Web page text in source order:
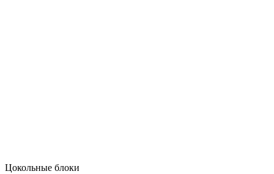
Цокольные блоки